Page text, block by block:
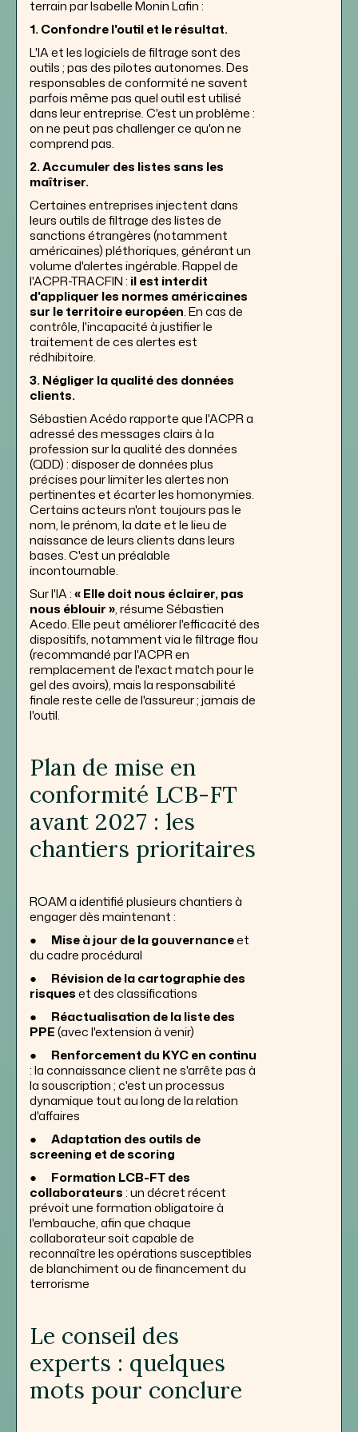
terrain par Isabelle Monin Lafin :
1. Confondre l'outil et le résultat.
L'IA et les logiciels de filtrage sont des
outils ; pas des pilotes autonomes. Des
responsables de conformité ne savent
parfois même pas quel outil est utilisé
dans leur entreprise. C'est un problème :
on ne peut pas challenger ce qu'on ne
comprend pas.
2. Accumuler des listes sans les
maîtriser.
Certaines entreprises injectent dans
leurs outils de filtrage des listes de
sanctions étrangères (notamment
américaines) pléthoriques, générant un
volume d'alertes ingérable. Rappel de
l'ACPR-TRACFIN : il est interdit
d'appliquer les normes américaines
sur le territoire européen. En cas de
contrôle, l'incapacité à justifier le
traitement de ces alertes est
rédhibitoire.
3. Négliger la qualité des données
clients.
Sébastien Acédo rapporte que l'ACPR a
adressé des messages clairs à la
profession sur la qualité des données
(QDD) : disposer de données plus
précises pour limiter les alertes non
pertinentes et écarter les homonymies.
Certains acteurs n'ont toujours pas le
nom, le prénom, la date et le lieu de
naissance de leurs clients dans leurs
bases. C'est un préalable
incontournable.
Sur l'IA :« Elle doit nous éclairer, pas
nous éblouir », résume Sébastien
Acedo. Elle peut améliorer l'efficacité des
dispositifs, notamment via le filtrage flou
(recommandé par l'ACPR en
remplacement de l'exact match pour le
gel des avoirs), mais la responsabilité
finale reste celle de l'assureur ; jamais de
l'outil.
Plan de mise en
conformité LCB-FT
avant 2027 : les
chantiers prioritaires
ROAM a identifié plusieurs chantiers à
engager dès maintenant :
● Mise à jour de la gouvernanceet
du cadre procédural
● Révision de la cartographie des
risqueset des classifications
● Réactualisation de la liste des
PPE(avec l'extension à venir)
● Renforcement du KYC en continu
: la connaissance client ne s'arrête pas à
la souscription ; c'est un processus
dynamique tout au long de la relation
d'affaires
● Adaptation des outils de
screening et de scoring
● Formation LCB-FT des
collaborateurs: un décret récent
prévoit une formation obligatoire à
l'embauche, afin que chaque
collaborateur soit capable de
reconnaître les opérations susceptibles
de blanchiment ou de financement du
terrorisme
Le conseil des
experts : quelques
mots pour conclure